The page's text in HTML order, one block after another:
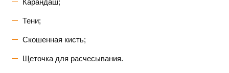
Карандаш;
Тени;
Скошенная кисть;
Щеточка для расчесывания.